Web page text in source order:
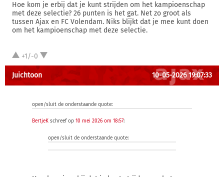
Hoe kom je erbij dat je kunt strijden om het kampioenschap
met deze selectie? 26 punten is het gat. Net zo groot als
tussen Ajax en FC Volendam. Niks blijkt dat je mee kunt doen
om het kampioenschap met deze selectie.
+1/-0
Juichtoon 10-05-2026 19:07:33
open/sluit de onderstaande quote:
BertjeK schreef op 10 mei 2026 om 18:57:
open/sluit de onderstaande quote: